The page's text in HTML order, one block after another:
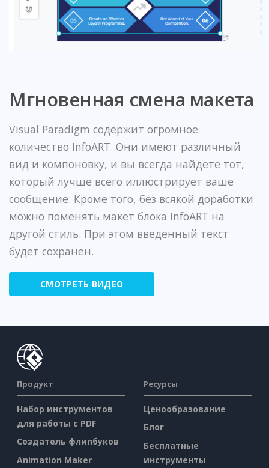
Мгновенная смена макета
Visual Paradigm содержит огромное
количество InfoART. Они имеют различный
вид и компоновку, и вы всегда найдете тот,
который лучше всего иллюстрирует ваше
сообщение. Кроме того, без всякой доработки
можно поменять макет блока InfoART на
другой стиль. При этом введенный текст
будет сохранен.
СМОТРЕТЬ ВИДЕО
Продукт
Набор инструментов
для работы с PDF
Создатель флипбуков
Animation Maker
Ресурсы
Ценообразование
Блог
Бесплатные
инструменты